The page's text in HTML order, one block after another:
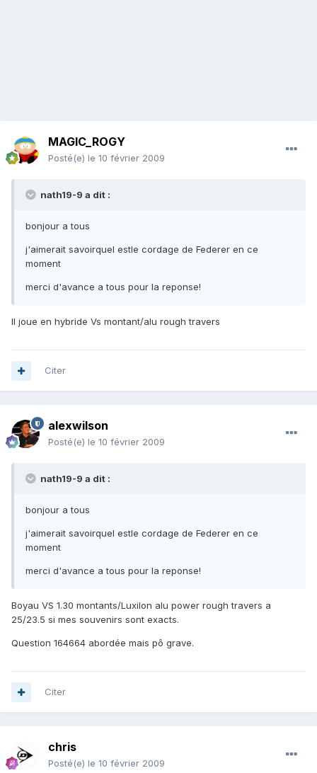
MAGIC_ROGY
Posté(e) le 10 février 2009
nath19-9 a dit :
bonjour a tous
j'aimerait savoirquel estle cordage de Federer en ce
moment
merci d'avance a tous pour la reponse!
Il joue en hybride Vs montant/alu rough travers
Citer
alexwilson
Posté(e) le 10 février 2009
nath19-9 a dit :
bonjour a tous
j'aimerait savoirquel estle cordage de Federer en ce
moment
merci d'avance a tous pour la reponse!
Boyau VS 1.30 montants/Luxilon alu power rough travers a
25/23.5 si mes souvenirs sont exacts.
Question 164664 abordée mais pô grave.
Citer
chris
Posté(e) le 10 février 2009